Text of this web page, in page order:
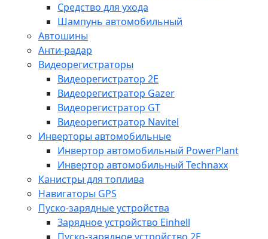
Средство для ухода
Шампунь автомобильный
Автошины
Анти-радар
Видеорегистраторы
Видеорегистратор 2E
Видеорегистратор Gazer
Видеорегистратор GT
Видеорегистратор Navitel
Инверторы автомобильные
Инвертор автомобильный PowerPlant
Инвертор автомобильный Technaxx
Канистры для топлива
Навигаторы GPS
Пуско-зарядные устройства
Зарядное устройство Einhell